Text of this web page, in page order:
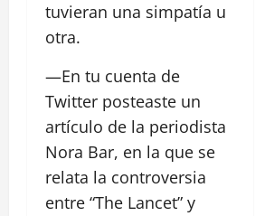
tuvieran una simpatía u
otra.
—En tu cuenta de
Twitter posteaste un
artículo de la periodista
Nora Bar, en la que se
relata la controversia
entre “The Lancet” y